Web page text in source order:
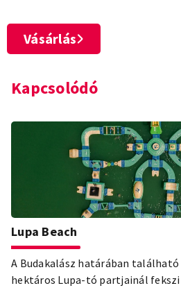
Vásárlás
Kapcsolódó
Lupa Beach
A Budakalász határában található
hektáros Lupa-tó partjainál